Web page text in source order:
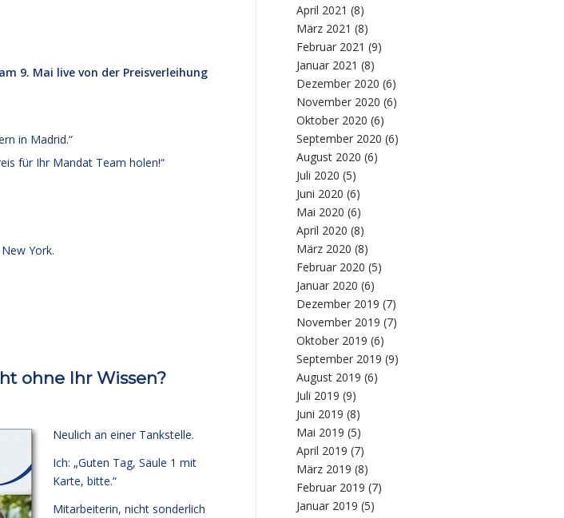
9. Mai live von der Preisverleihung
in Madrid.“
für Ihr Mandat Team holen!“
York.
ohne Ihr Wissen?
Neulich an einer Tankstelle.
Ich: „Guten Tag, Säule 1 mit
Karte, bitte.“
Mitarbeiterin, nicht sonderlich
April 2021 (8)
März 2021 (8)
Februar 2021 (9)
Januar 2021 (8)
Dezember 2020 (6)
November 2020 (6)
Oktober 2020 (6)
September 2020 (6)
August 2020 (6)
Juli 2020 (5)
Juni 2020 (6)
Mai 2020 (6)
April 2020 (8)
März 2020 (8)
Februar 2020 (5)
Januar 2020 (6)
Dezember 2019 (7)
November 2019 (7)
Oktober 2019 (6)
September 2019 (9)
August 2019 (6)
Juli 2019 (9)
Juni 2019 (8)
Mai 2019 (5)
April 2019 (7)
März 2019 (8)
Februar 2019 (7)
Januar 2019 (5)